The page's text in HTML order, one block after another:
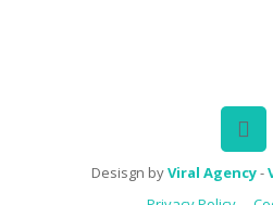
Desisgn byViral Agency-